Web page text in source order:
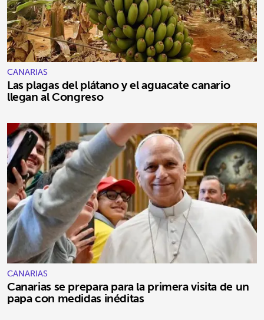
CANARIAS
Las plagas del plátano y el aguacate canario
llegan al Congreso
CANARIAS
Canarias se prepara para la primera visita de un
papa con medidas inéditas